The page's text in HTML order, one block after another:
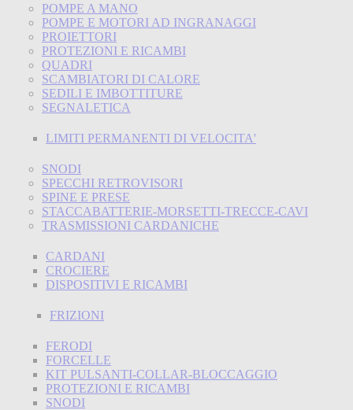
POMPE A MANO
POMPE E MOTORI AD INGRANAGGI
PROIETTORI
PROTEZIONI E RICAMBI
QUADRI
SCAMBIATORI DI CALORE
SEDILI E IMBOTTITURE
SEGNALETICA
LIMITI PERMANENTI DI VELOCITA'
SNODI
SPECCHI RETROVISORI
SPINE E PRESE
STACCABATTERIE-MORSETTI-TRECCE-CAVI
TRASMISSIONI CARDANICHE
CARDANI
CROCIERE
DISPOSITIVI E RICAMBI
FRIZIONI
FERODI
FORCELLE
KIT PULSANTI-COLLAR-BLOCCAGGIO
PROTEZIONI E RICAMBI
SNODI